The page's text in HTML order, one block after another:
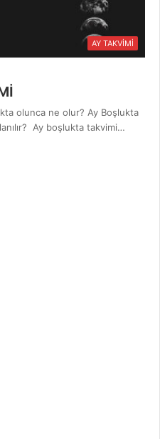
AY TAKVİMİ
olunca ne olur? Ay Boşlukta
Ay boşlukta takvimi…